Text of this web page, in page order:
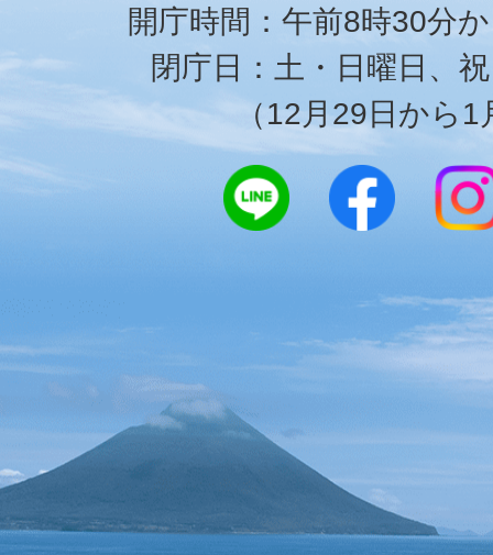
開庁時間：午前8時30分
閉庁日：土・日曜日、
（12月29日から1